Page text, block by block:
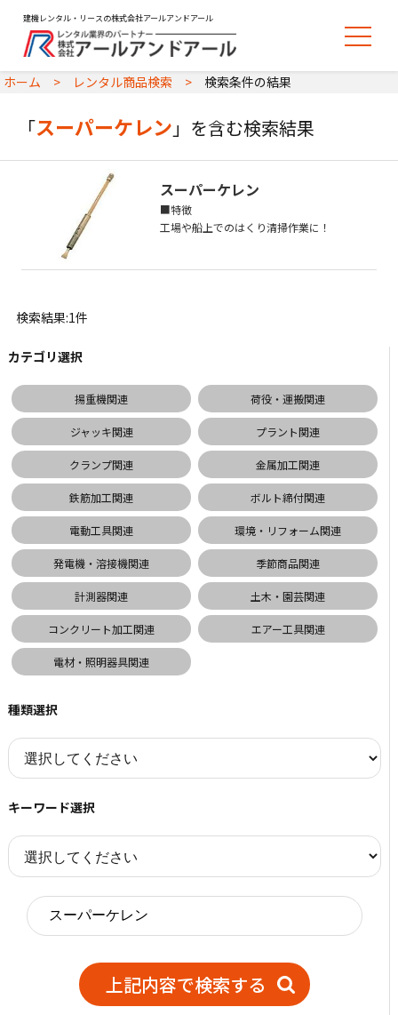
建機レンタル・リースの株式会社アールアンドアール
ホーム レンタル商品検索 検索条件の結果
「スーパーケレン 」を含む検索結果
カテゴリ選択
揚重機関連 荷役・運搬関連
ジャッキ関連 プラント関連
クランプ関連 金属加工関連
鉄筋加工関連 ボルト締付関連
電動工具関連 環境・リフォーム関連
発電機・溶接機関連 季節商品関連
計測器関連 土木・園芸関連
コンクリート加工関連 エアー工具関連
電材・照明器具関連
種類選択
キーワード選択
スーパーケレン
■特徴
工場や船上でのはくり清掃作業に！
検索結果:1件